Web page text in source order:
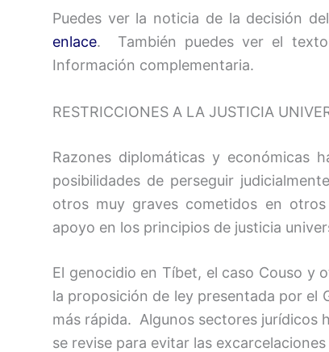
Puedes ver la noticia de la decisión
enlace. También puedes ver el
Información complementaria.
RESTRICCIONES A LA JUSTICIA
Razones diplomáticas y económicas
posibilidades de perseguir
otros muy graves cometidos en
apoyo en los principios de justicia
El genocidio en Tíbet, el caso Couso y
la proposición de ley presentada por el
más rápida. Algunos sectores jurídicos
se revise para evitar las